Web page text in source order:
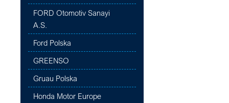
FORD Otomotiv Sanayi
A.S.
Ford Polska
GREENSO
Gruau Polska
Honda Motor Europe